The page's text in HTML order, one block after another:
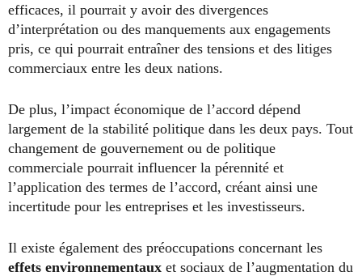
efficaces, il pourrait y avoir des divergences
d’interprétation ou des manquements aux engagements
pris, ce qui pourrait entraîner des tensions et des litiges
commerciaux entre les deux nations.
De plus, l’impact économique de l’accord dépend
largement de la stabilité politique dans les deux pays. Tout
changement de gouvernement ou de politique
commerciale pourrait influencer la pérennité et
l’application des termes de l’accord, créant ainsi une
incertitude pour les entreprises et les investisseurs.
Il existe également des préoccupations concernant les
effets environnementaux et sociaux de l’augmentation du